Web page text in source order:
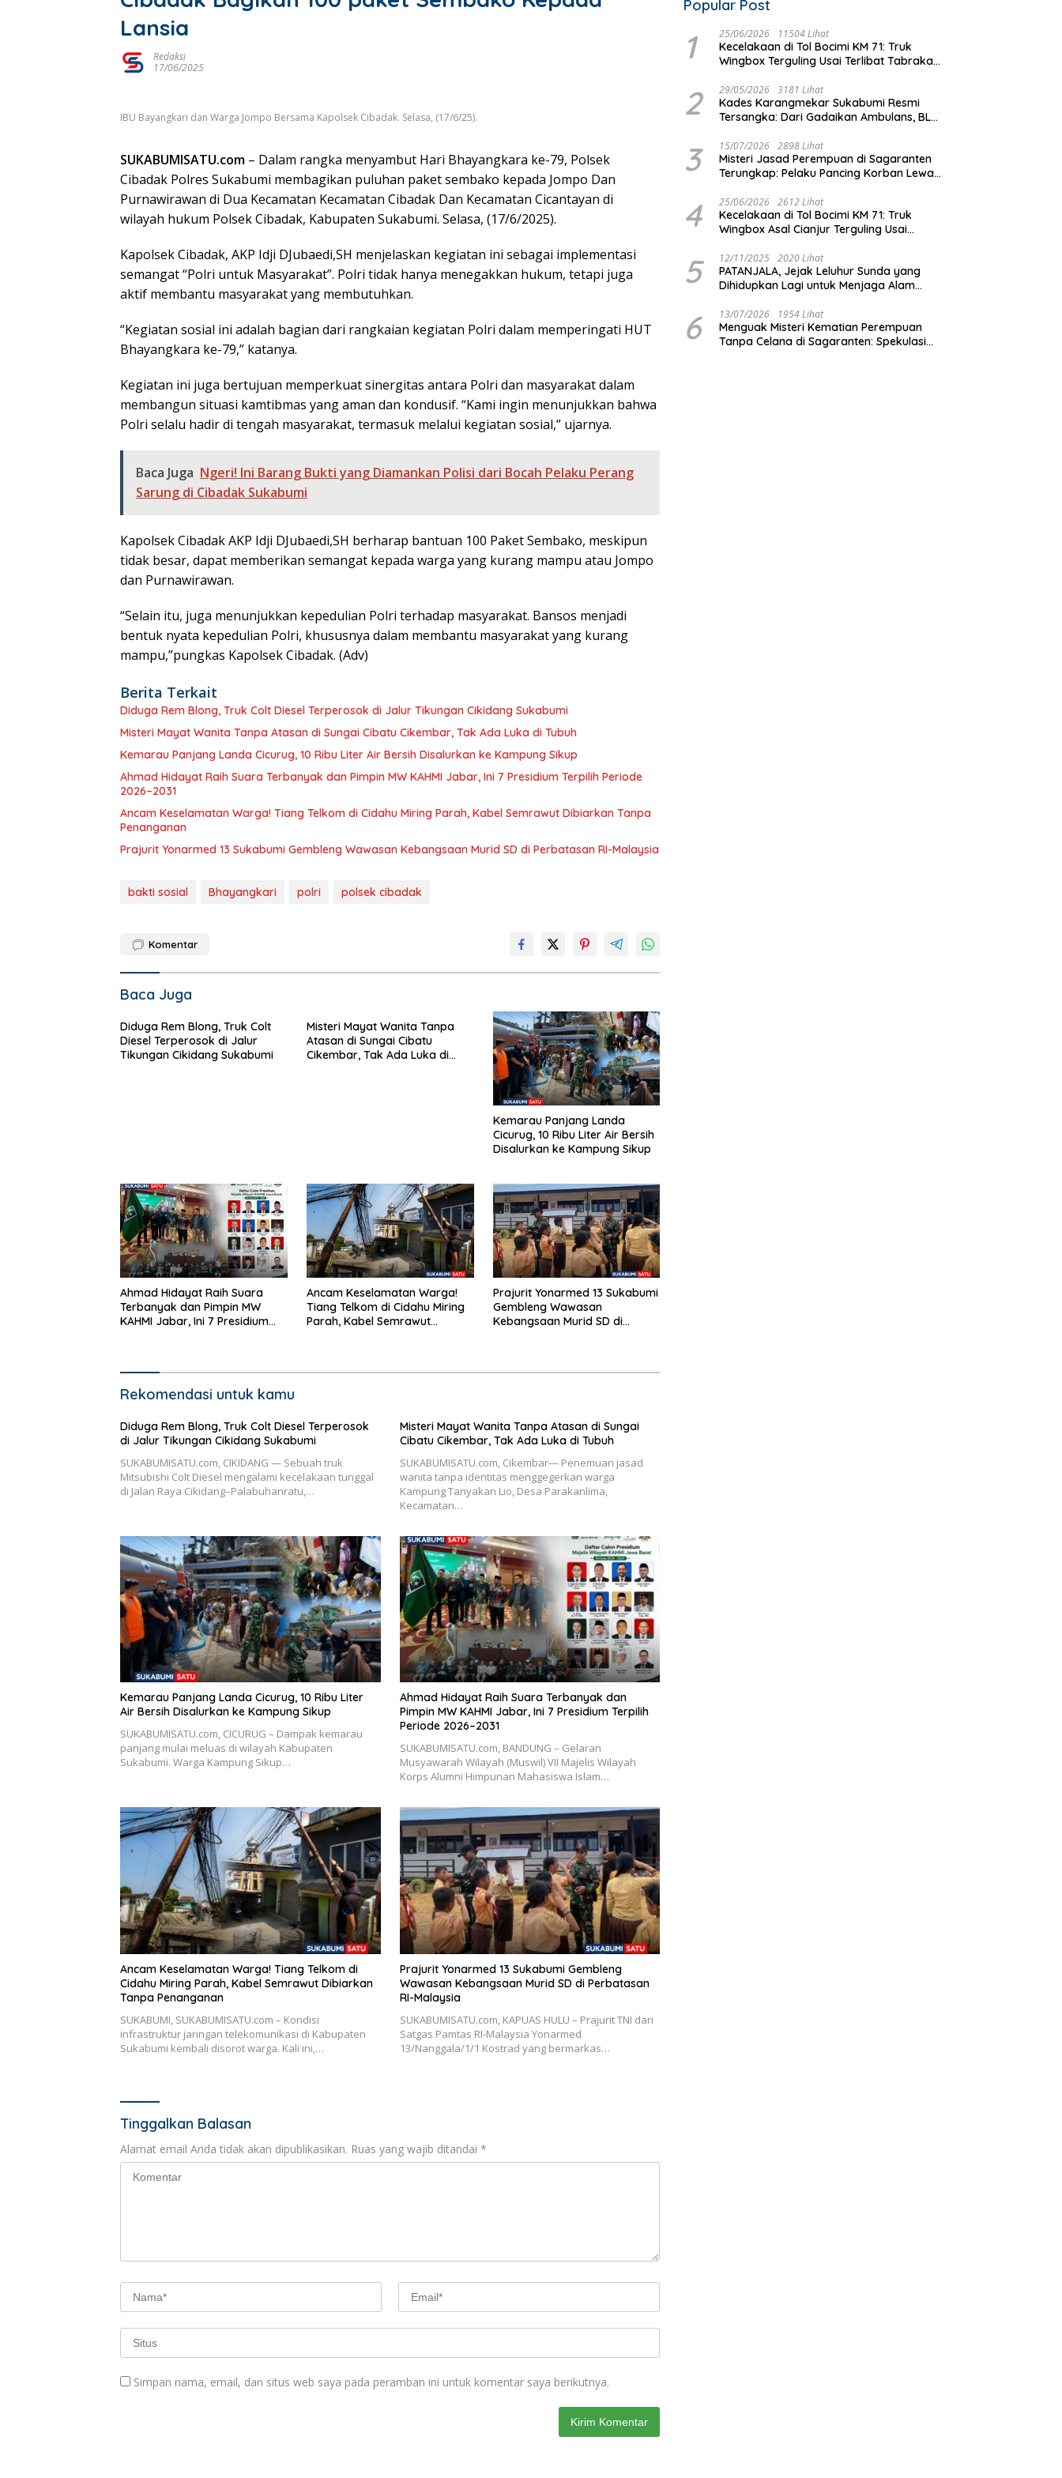
Lansia
Redaksi
17/06/2025
IBU Bayangkari dan Warga Jompo Bersama Kapolsek Cibadak. Selasa, (17/6/25).
SUKABUMISATU.com – Dalam rangka menyambut Hari Bhayangkara ke-79, Polsek
Cibadak Polres Sukabumi membagikan puluhan paket sembako kepada Jompo Dan
Purnawirawan di Dua Kecamatan Kecamatan Cibadak Dan Kecamatan Cicantayan di
wilayah hukum Polsek Cibadak, Kabupaten Sukabumi. Selasa, (17/6/2025).
Kapolsek Cibadak, AKP Idji DJubaedi,SH menjelaskan kegiatan ini sebagai implementasi
semangat “Polri untuk Masyarakat”. Polri tidak hanya menegakkan hukum, tetapi juga
aktif membantu masyarakat yang membutuhkan.
“Kegiatan sosial ini adalah bagian dari rangkaian kegiatan Polri dalam memperingati HUT
Bhayangkara ke-79,” katanya.
Kegiatan ini juga bertujuan memperkuat sinergitas antara Polri dan masyarakat dalam
membangun situasi kamtibmas yang aman dan kondusif. “Kami ingin menunjukkan bahwa
Polri selalu hadir di tengah masyarakat, termasuk melalui kegiatan sosial,” ujarnya.
Baca Juga Ngeri! Ini Barang Bukti yang Diamankan Polisi dari Bocah Pelaku Perang
Sarung di Cibadak Sukabumi
Kapolsek Cibadak AKP Idji DJubaedi,SH berharap bantuan 100 Paket Sembako, meskipun
tidak besar, dapat memberikan semangat kepada warga yang kurang mampu atau Jompo
dan Purnawirawan.
“Selain itu, juga menunjukkan kepedulian Polri terhadap masyarakat. Bansos menjadi
bentuk nyata kepedulian Polri, khususnya dalam membantu masyarakat yang kurang
mampu,”pungkas Kapolsek Cibadak. (Adv)
Berita Terkait
Diduga Rem Blong, Truk Colt Diesel Terperosok di Jalur Tikungan Cikidang Sukabumi
Misteri Mayat Wanita Tanpa Atasan di Sungai Cibatu Cikembar, Tak Ada Luka di Tubuh
Kemarau Panjang Landa Cicurug, 10 Ribu Liter Air Bersih Disalurkan ke Kampung Sikup
Ahmad Hidayat Raih Suara Terbanyak dan Pimpin MW KAHMI Jabar, Ini 7 Presidium Terpilih Periode
2026–2031
Ancam Keselamatan Warga! Tiang Telkom di Cidahu Miring Parah, Kabel Semrawut Dibiarkan Tanpa
Penanganan
Prajurit Yonarmed 13 Sukabumi Gembleng Wawasan Kebangsaan Murid SD di Perbatasan RI-Malaysia
bakti sosial Bhayangkari polri polsek cibadak
Komentar
Baca Juga
Diduga Rem Blong, Truk Colt
Diesel Terperosok di Jalur
Tikungan Cikidang Sukabumi
Misteri Mayat Wanita Tanpa
Atasan di Sungai Cibatu
Cikembar, Tak Ada Luka di
Kemarau Panjang Landa
Cicurug, 10 Ribu Liter Air Bersih
Disalurkan ke Kampung Sikup
Ahmad Hidayat Raih Suara
Terbanyak dan Pimpin MW
KAHMI Jabar, Ini 7 Presidium
Ancam Keselamatan Warga!
Tiang Telkom di Cidahu Miring
Parah, Kabel Semrawut
Prajurit Yonarmed 13 Sukabumi
Gembleng Wawasan
Kebangsaan Murid SD di
Rekomendasi untuk kamu
Diduga Rem Blong, Truk Colt Diesel Terperosok
di Jalur Tikungan Cikidang Sukabumi
SUKABUMISATU.com, CIKIDANG — Sebuah truk
Mitsubishi Colt Diesel mengalami kecelakaan tunggal
di Jalan Raya Cikidang–Palabuhanratu,…
Misteri Mayat Wanita Tanpa Atasan di Sungai
Cibatu Cikembar, Tak Ada Luka di Tubuh
SUKABUMISATU.com, Cikembar— Penemuan jasad
wanita tanpa identitas menggegerkan warga
Kampung Tanyakan Lio, Desa Parakanlima,
Kecamatan…
Kemarau Panjang Landa Cicurug, 10 Ribu Liter
Air Bersih Disalurkan ke Kampung Sikup
SUKABUMISATU.com, CICURUG – Dampak kemarau
panjang mulai meluas di wilayah Kabupaten
Sukabumi. Warga Kampung Sikup…
Ahmad Hidayat Raih Suara Terbanyak dan
Pimpin MW KAHMI Jabar, Ini 7 Presidium Terpilih
Periode 2026–2031
SUKABUMISATU.com, BANDUNG – Gelaran
Musyawarah Wilayah (Muswil) VII Majelis Wilayah
Korps Alumni Himpunan Mahasiswa Islam…
Ancam Keselamatan Warga! Tiang Telkom di
Cidahu Miring Parah, Kabel Semrawut Dibiarkan
Tanpa Penanganan
SUKABUMI, SUKABUMISATU.com – Kondisi
infrastruktur jaringan telekomunikasi di Kabupaten
Sukabumi kembali disorot warga. Kali ini,…
Prajurit Yonarmed 13 Sukabumi Gembleng
Wawasan Kebangsaan Murid SD di Perbatasan
RI-Malaysia
SUKABUMISATU.com, KAPUAS HULU – Prajurit TNI dari
Satgas Pamtas RI-Malaysia Yonarmed
13/Nanggala/1/1 Kostrad yang bermarkas…
Tinggalkan Balasan
Alamat email Anda tidak akan dipublikasikan. Ruas yang wajib ditandai *
Simpan nama, email, dan situs web saya pada peramban ini untuk komentar saya berikutnya.
Popular Post
1 25/06/2026 11504 Lihat
Kecelakaan di Tol Bocimi KM 71: Truk
Wingbox Terguling Usai Terlibat Tabrakan
2 29/05/2026 3181 Lihat
Kades Karangmekar Sukabumi Resmi
Tersangka: Dari Gadaikan Ambulans, BLT
3 15/07/2026 2898 Lihat
Misteri Jasad Perempuan di Sagaranten
Terungkap: Pelaku Pancing Korban Lewat
4 25/06/2026 2612 Lihat
Kecelakaan di Tol Bocimi KM 71: Truk
Wingbox Asal Cianjur Terguling Usai
RS Sekarwangi
5 12/11/2025 2020 Lihat
PATANJALA, Jejak Leluhur Sunda yang
Dihidupkan Lagi untuk Menjaga Alam
6 13/07/2026 1954 Lihat
Menguak Misteri Kematian Perempuan
Tanpa Celana di Sagaranten: Spekulasi